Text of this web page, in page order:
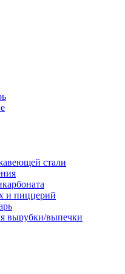
стали
и пиццерий
вырубки/выпечки